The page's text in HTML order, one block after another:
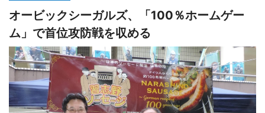
オービックシーガルズ、「100％ホームゲー
ム」で首位攻防戦を収める